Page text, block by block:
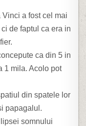
a fost cel mai
de faptul ca era in
ca din 5 in
1 mila. Acolo pot
din spatele lor
papagalul.
somnului